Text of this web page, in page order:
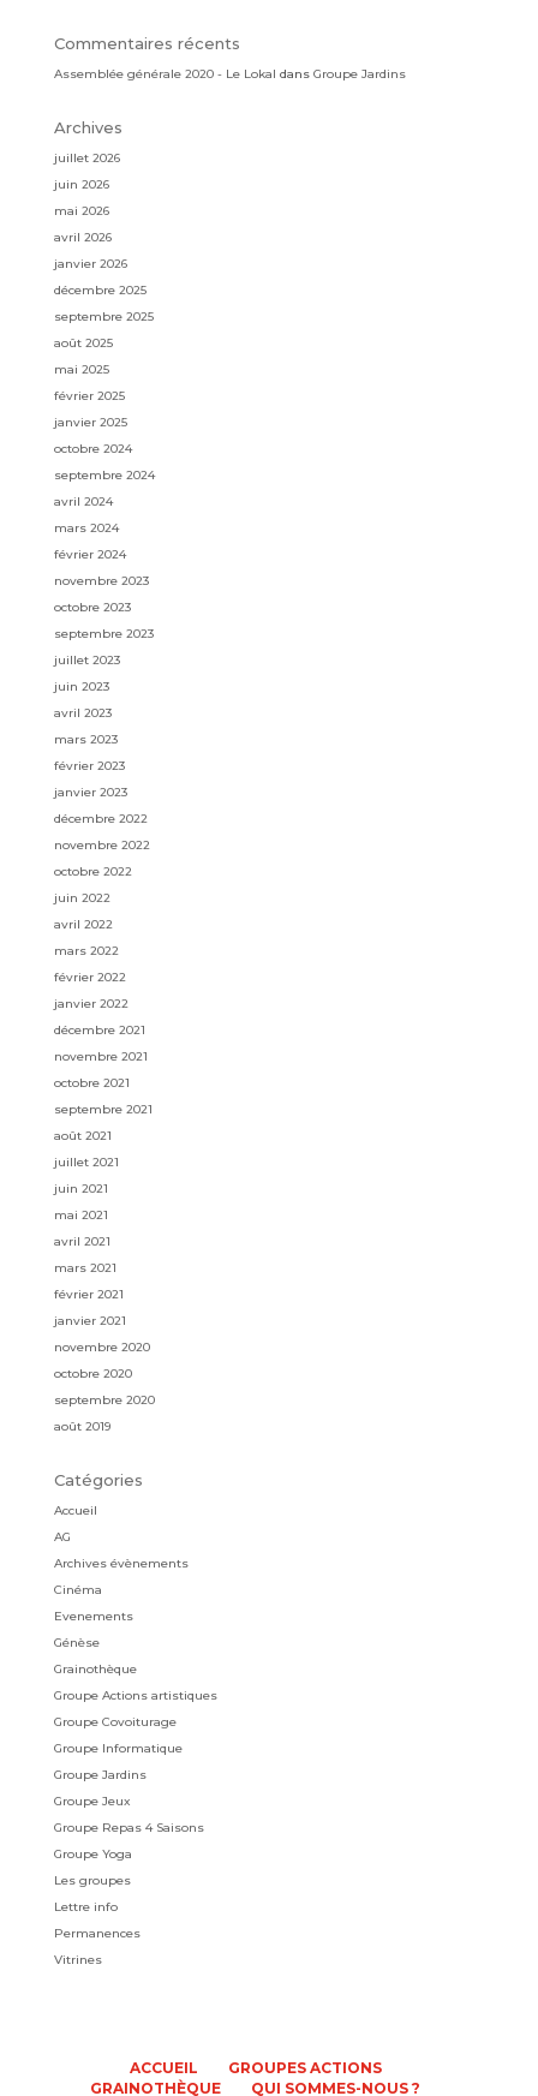
Commentaires récents
Assemblée générale 2020 - Le Lokal dans Groupe Jardins
Archives
juillet 2026
juin 2026
mai 2026
avril 2026
janvier 2026
décembre 2025
septembre 2025
août 2025
mai 2025
février 2025
janvier 2025
octobre 2024
septembre 2024
avril 2024
mars 2024
février 2024
novembre 2023
octobre 2023
septembre 2023
juillet 2023
juin 2023
avril 2023
mars 2023
février 2023
janvier 2023
décembre 2022
novembre 2022
octobre 2022
juin 2022
avril 2022
mars 2022
février 2022
janvier 2022
décembre 2021
novembre 2021
octobre 2021
septembre 2021
août 2021
juillet 2021
juin 2021
mai 2021
avril 2021
mars 2021
février 2021
janvier 2021
novembre 2020
octobre 2020
septembre 2020
août 2019
Catégories
Accueil
AG
Archives évènements
Cinéma
Evenements
Génèse
Grainothèque
Groupe Actions artistiques
Groupe Covoiturage
Groupe Informatique
Groupe Jardins
Groupe Jeux
Groupe Repas 4 Saisons
Groupe Yoga
Les groupes
Lettre info
Permanences
Vitrines
ACCUEIL
GROUPES ACTIONS
GRAINOTHÈQUE
QUI SOMMES-NOUS ?